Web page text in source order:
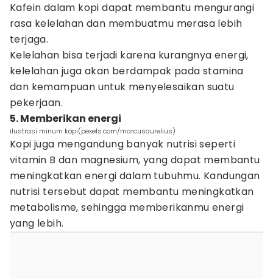
Kafein dalam kopi dapat membantu mengurangi
rasa kelelahan dan membuatmu merasa lebih
terjaga.
Kelelahan bisa terjadi karena kurangnya energi,
kelelahan juga akan berdampak pada stamina
dan kemampuan untuk menyelesaikan suatu
pekerjaan.
5. Memberikan energi
ilustrasi minum kopi(pexels.com/marcusaurelius)
Kopi juga mengandung banyak nutrisi seperti
vitamin B dan magnesium, yang dapat membantu
meningkatkan energi dalam tubuhmu. Kandungan
nutrisi tersebut dapat membantu meningkatkan
metabolisme, sehingga memberikanmu energi
yang lebih.